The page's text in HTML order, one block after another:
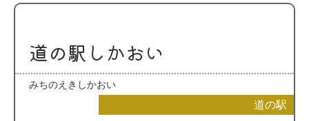
道の駅しかおい
みちのえきしかおい
道の駅